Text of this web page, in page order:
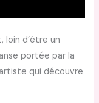
d’être un
portée par la
qui découvre